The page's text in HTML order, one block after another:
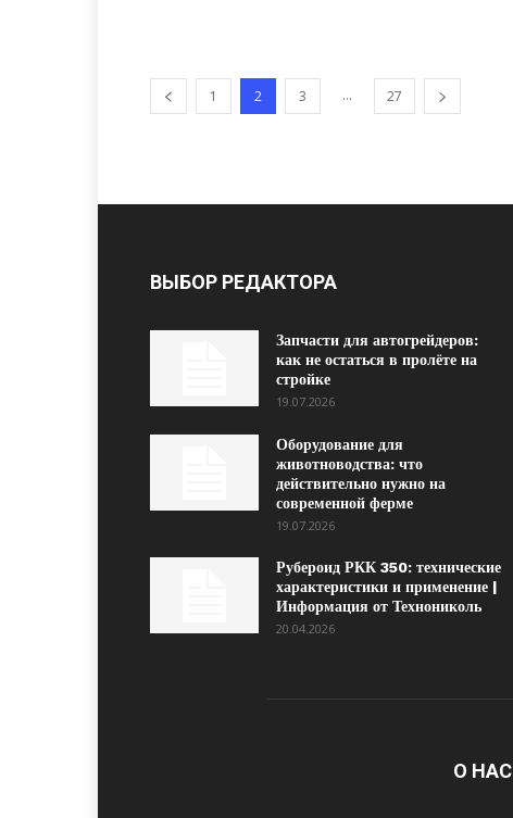
1 2 3 ... 27
ВЫБОР РЕДАКТОРА
Запчасти для автогрейдеров:
как не остаться в пролёте на
стройке
19.07.2026
Оборудование для
животноводства: что
действительно нужно на
современной ферме
19.07.2026
Рубероид РКК 350: технические
характеристики и применение |
Информация от Технониколь
20.04.2026
О НАС